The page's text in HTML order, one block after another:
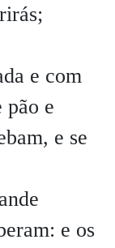
e com
pão e
e se
e os